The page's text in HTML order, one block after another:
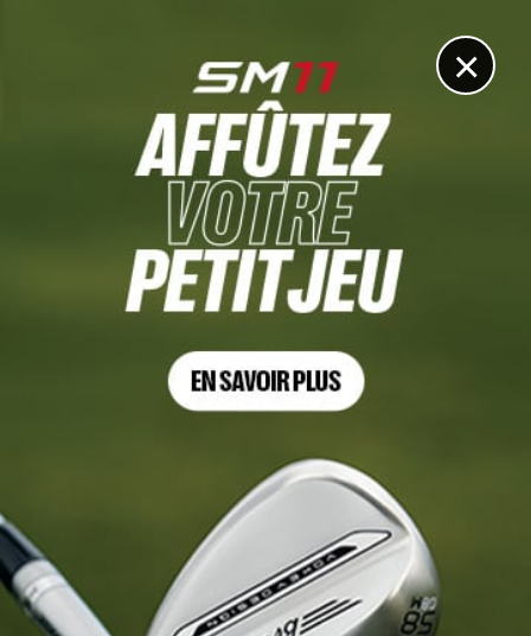
×
AT&T PEBBLE BEACH PRO-AM, TOUR 4